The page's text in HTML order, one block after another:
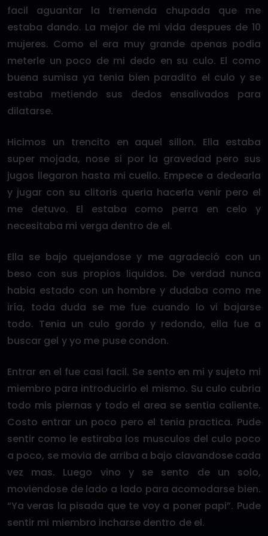
facil aguantar la tremenda chupada que me
estaba dando. La mejor de mi vida despues de 10
mujeres. Como el era muy grande apenas podia
meterle un poco de mi dedo en su culo. El como
buena sumisa ya tenia bien paradito el culo y se
estaba metiendo sus dedos ensalivados para
dilatarse.
Hicimos un trencito en aquel sillon. Ella estaba
super mojada, nose si por la gravedad pero sus
jugos llegaron hasta mi cuello. Empece a dedearla
y jugar con su clitoris queria hacerla venir pero el
me detuvo. El estaba como perra en celo y
necesitaba mi verga dentro de el.
Ella se bajo quejandose y me agradeció con un
beso con sus propios liquidos. De verdad nunca
habia estado con un hombre y dudaba como me
iría, toda duda se me fue cuando lo vi bajarse
todo. Tenia un culo gordo y redondo, ella fue a
buscar gel y yo me puse condon.
Entrar en el fue casi facil. Se sento en mi y sujeto mi
miembro para introducirlo el mismo. Su culo cubria
todo mis piernas y todo el area se sentia caliente.
Costo entrar un poco pero el tenia practica. Pude
sentir como le estiraba los musculos del culo poco
a poco, se movia de arriba a bajo clavandose cada
vez mas. Luego vino y se sento de un solo,
moviendose de lado a lado para acomodarse bien.
“Ya veras la pisada que te voy a poner papi”. Pude
sentir mi miembro incharse dentro de el.